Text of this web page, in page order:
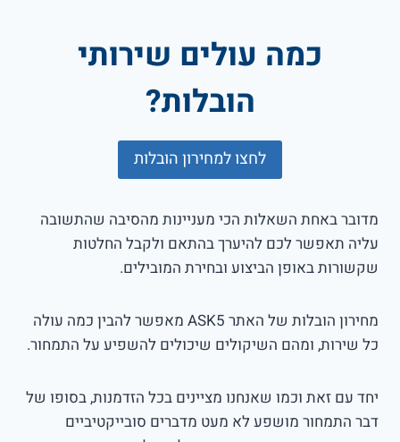
כמה עולים שירותי
הובלות?
לחצו למחירון הובלות
מדובר באחת השאלות הכי מעניינות מהסיבה שהתשובה
עליה תאפשר לכם להיערך בהתאם ולקבל החלטות
שקשורות באופן הביצוע ובחירת המובילים.
מחירון הובלות של האתר ASK5 מאפשר להבין כמה עולה
כל שירות, ומהם השיקולים שיכולים להשפיע על התמחור.
יחד עם זאת וכמו שאנחנו מציינים בכל הזדמנות, בסופו של
דבר התמחור מושפע לא מעט מדברים סובייקטיביים